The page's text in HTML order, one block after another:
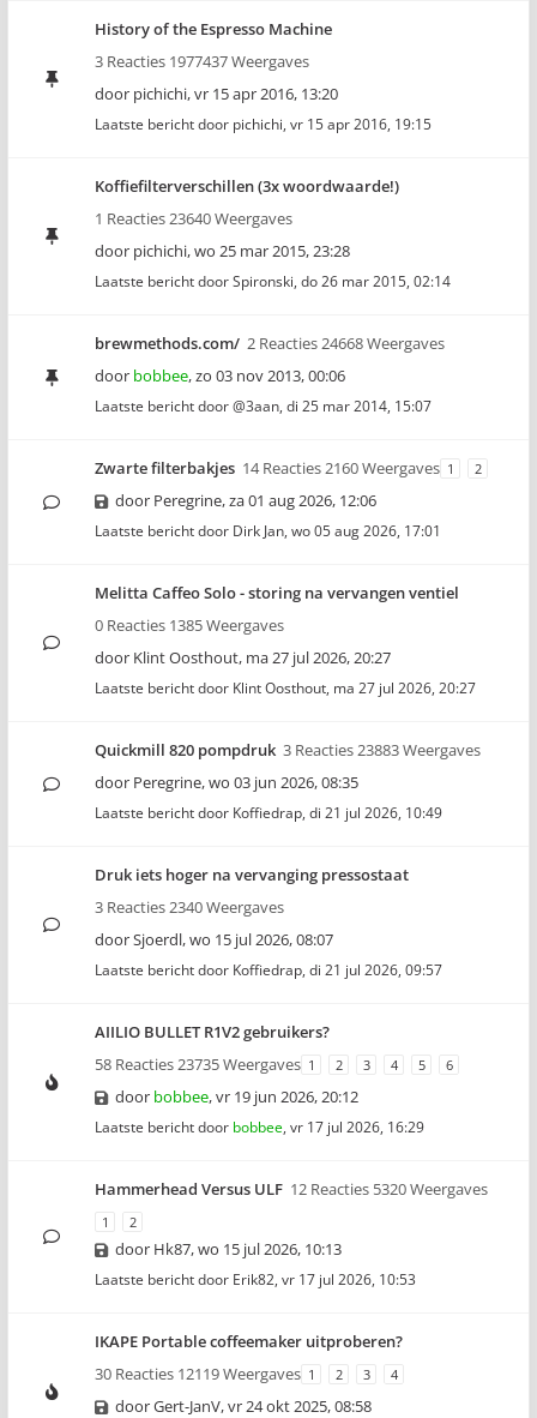
History of the Espresso Machine
3 Reacties 1977437 Weergaves
door pichichi,vr 15 apr 2016, 13:20
Laatste bericht door pichichi, vr 15 apr 2016, 19:15
Koffiefilterverschillen (3x woordwaarde!)
1 Reacties 23640 Weergaves
door pichichi,wo 25 mar 2015, 23:28
Laatste bericht doorSpironski, do 26 mar 2015, 02:14
brewmethods.com/ 2 Reacties 24668 Weergaves
door bobbee,zo 03 nov 2013, 00:06
Laatste bericht door@3aan, di 25 mar 2014, 15:07
Zwarte filterbakjes 14 Reacties 2160 Weergaves 1 2
door Peregrine,za 01 aug 2026, 12:06
Laatste bericht door Dirk Jan, wo 05 aug 2026, 17:01
Melitta Caffeo Solo - storing na vervangen ventiel
0 Reacties 1385 Weergaves
door Klint Oosthout, ma 27 jul 2026, 20:27
Laatste bericht door Klint Oosthout, ma 27 jul 2026, 20:27
Quickmill 820 pompdruk 3 Reacties 23883 Weergaves
door Peregrine,wo 03 jun 2026, 08:35
Laatste bericht door Koffiedrap, di 21 jul 2026, 10:49
Druk iets hoger na vervanging pressostaat
3 Reacties 2340 Weergaves
doorSjoerdl,wo 15 jul 2026, 08:07
Laatste bericht door Koffiedrap, di 21 jul 2026, 09:57
AIILIO BULLET R1V2 gebruikers?
58 Reacties 23735 Weergaves 1 2 3 4 5 6
door bobbee,vr 19 jun 2026, 20:12
Laatste bericht door bobbee, vr 17 jul 2026, 16:29
Hammerhead Versus ULF 12 Reacties 5320 Weergaves
1 2
door Hk87,wo 15 jul 2026, 10:13
Laatste bericht door Erik82, vr 17 jul 2026, 10:53
IKAPE Portable coffeemaker uitproberen?
30 Reacties 12119 Weergaves 1 2 3 4
doorGert-JanV,vr 24 okt 2025, 08:58